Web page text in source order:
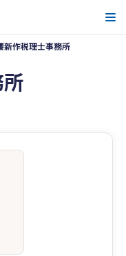
新作税理士事務所